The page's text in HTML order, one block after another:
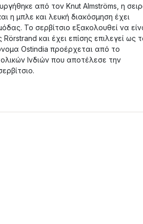
από τον Knut Almströms, η
η μπλε και λευκή διακόσμηση έχει
Το σερβίτσιο εξακολουθεί να
και έχει επίσης επιλεγεί ως
Ostindia προέρχεται από το
Ινδιών που αποτέλεσε την